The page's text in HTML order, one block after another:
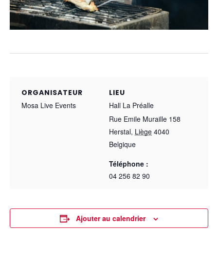
LIEU
Hall La Préalle
Rue Emile Muraille 158
Herstal, Liège 4040
Belgique
Téléphone :
04 256 82 90
ORGANISATEUR
Mosa Live Events
Ajouter au calendrier